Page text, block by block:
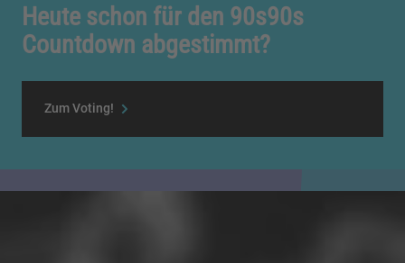
Heute schon für den 90s90s
Countdown abgestimmt?
Zum Voting!